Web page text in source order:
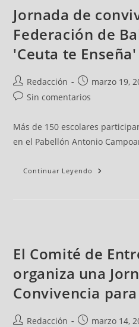
Jornada de
Federación de
'Ceuta te Enseña'
Redacción marzo 19,
Sin comentarios
Más de 150 escolares
en el Pabellón Antonio
Continuar Leyendo
El Comité de
organiza una
Convivencia
Redacción marzo 14,